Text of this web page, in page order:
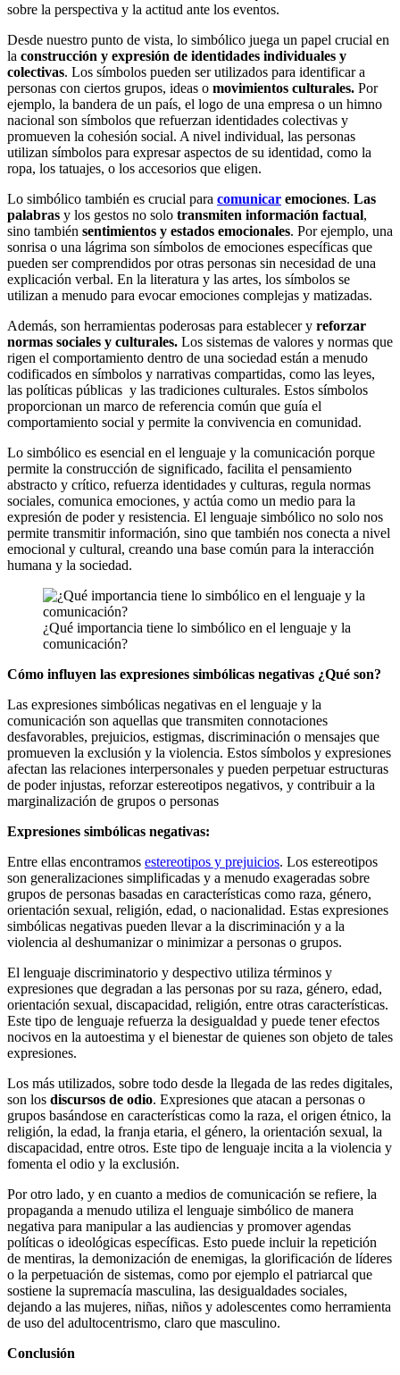
sobre la perspectiva y la actitud ante los eventos.
Desde nuestro punto de vista, lo simbólico juega un papel crucial en
la construcción y expresión de identidades individuales y
colectivas. Los símbolos pueden ser utilizados para identificar a
personas con ciertos grupos, ideas o movimientos culturales. Por
ejemplo, la bandera de un país, el logo de una empresa o un himno
nacional son símbolos que refuerzan identidades colectivas y
promueven la cohesión social. A nivel individual, las personas
utilizan símbolos para expresar aspectos de su identidad, como la
ropa, los tatuajes, o los accesorios que eligen.
Lo simbólico también es crucial para comunicar emociones. Las
palabras y los gestos no solo transmiten información factual,
sino también sentimientos y estados emocionales. Por ejemplo, una
sonrisa o una lágrima son símbolos de emociones específicas que
pueden ser comprendidos por otras personas sin necesidad de una
explicación verbal. En la literatura y las artes, los símbolos se
utilizan a menudo para evocar emociones complejas y matizadas.
Además, son herramientas poderosas para establecer y reforzar
normas sociales y culturales. Los sistemas de valores y normas que
rigen el comportamiento dentro de una sociedad están a menudo
codificados en símbolos y narrativas compartidas, como las leyes,
las políticas públicas y las tradiciones culturales. Estos símbolos
proporcionan un marco de referencia común que guía el
comportamiento social y permite la convivencia en comunidad.
Lo simbólico es esencial en el lenguaje y la comunicación porque
permite la construcción de significado, facilita el pensamiento
abstracto y crítico, refuerza identidades y culturas, regula normas
sociales, comunica emociones, y actúa como un medio para la
expresión de poder y resistencia. El lenguaje simbólico no solo nos
permite transmitir información, sino que también nos conecta a nivel
emocional y cultural, creando una base común para la interacción
humana y la sociedad.
¿Qué importancia tiene lo simbólico en el lenguaje y la
comunicación?
Cómo influyen las expresiones simbólicas negativas ¿Qué son?
Las expresiones simbólicas negativas en el lenguaje y la
comunicación son aquellas que transmiten connotaciones
desfavorables, prejuicios, estigmas, discriminación o mensajes que
promueven la exclusión y la violencia. Estos símbolos y expresiones
afectan las relaciones interpersonales y pueden perpetuar estructuras
de poder injustas, reforzar estereotipos negativos, y contribuir a la
marginalización de grupos o personas
Expresiones simbólicas negativas:
Entre ellas encontramos estereotipos y prejuicios. Los estereotipos
son generalizaciones simplificadas y a menudo exageradas sobre
grupos de personas basadas en características como raza, género,
orientación sexual, religión, edad, o nacionalidad. Estas expresiones
simbólicas negativas pueden llevar a la discriminación y a la
violencia al deshumanizar o minimizar a personas o grupos.
El lenguaje discriminatorio y despectivo utiliza términos y
expresiones que degradan a las personas por su raza, género, edad,
orientación sexual, discapacidad, religión, entre otras características.
Este tipo de lenguaje refuerza la desigualdad y puede tener efectos
nocivos en la autoestima y el bienestar de quienes son objeto de tales
expresiones.
Los más utilizados, sobre todo desde la llegada de las redes digitales,
son los discursos de odio. Expresiones que atacan a personas o
grupos basándose en características como la raza, el origen étnico, la
religión, la edad, la franja etaria, el género, la orientación sexual, la
discapacidad, entre otros. Este tipo de lenguaje incita a la violencia y
fomenta el odio y la exclusión.
Por otro lado, y en cuanto a medios de comunicación se refiere, la
propaganda a menudo utiliza el lenguaje simbólico de manera
negativa para manipular a las audiencias y promover agendas
políticas o ideológicas específicas. Esto puede incluir la repetición
de mentiras, la demonización de enemigas, la glorificación de líderes
o la perpetuación de sistemas, como por ejemplo el patriarcal que
sostiene la supremacía masculina, las desigualdades sociales,
dejando a las mujeres, niñas, niños y adolescentes como herramienta
de uso del adultocentrismo, claro que masculino.
Conclusión